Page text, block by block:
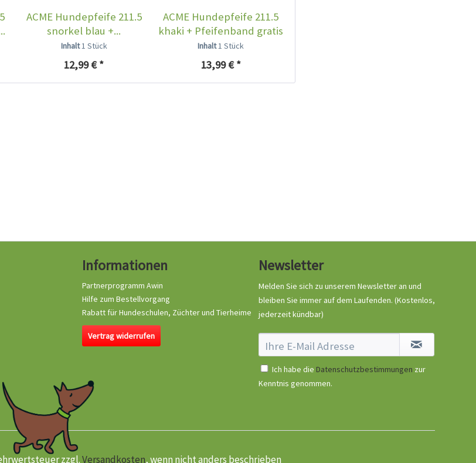
ACME Hundepfeife 211.5
snorkel blau +...
Inhalt1 Stück
12,99 € *
ACME Hundepfeife 211.5
khaki + Pfeifenband gratis
Inhalt1 Stück
13,99 € *
Informationen
Partnerprogramm Awin
Hilfe zum Bestellvorgang
Rabatt für Hundeschulen, Züchter und Tierheime
Vertrag widerrufen
Newsletter
Melden Sie sich zu unserem Newsletter an und
bleiben Sie immer auf dem Laufenden. (Kostenlos,
jederzeit kündbar)
Ich habe die Datenschutzbestimmungen zur
Kenntnis genommen.
zzgl.Versandkosten, wenn nicht anders beschrieben